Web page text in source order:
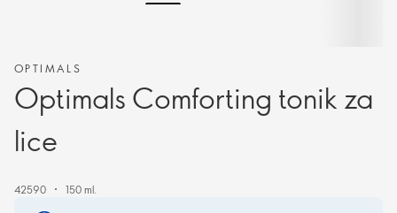
OPTIMALS
Optimals Comforting tonik za
lice
42590 150 ml.